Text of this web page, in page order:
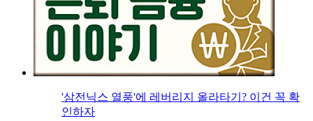
'삼전닉스 열풍'에 레버리지 올라타기? 이건 꼭 확
인하자